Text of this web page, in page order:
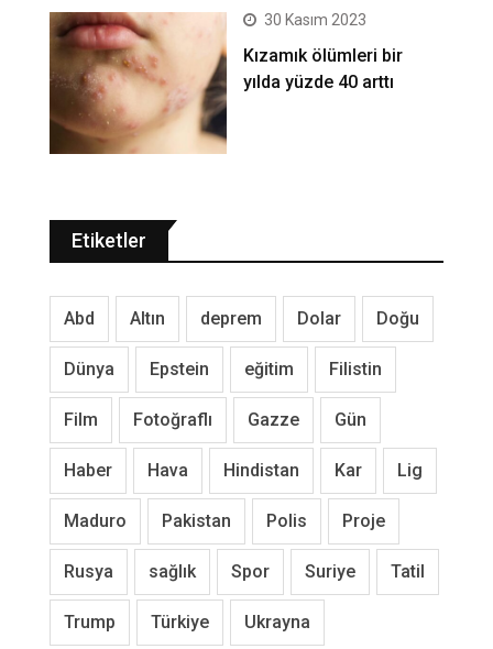
30 Kasım 2023
Kızamık ölümleri bir
yılda yüzde 40 arttı
Etiketler
Abd Altın deprem Dolar Doğu
Dünya Epstein eğitim Filistin
Film Fotoğraflı Gazze Gün
Haber Hava Hindistan Kar Lig
Maduro Pakistan Polis Proje
Rusya sağlık Spor Suriye Tatil
Trump Türkiye Ukrayna